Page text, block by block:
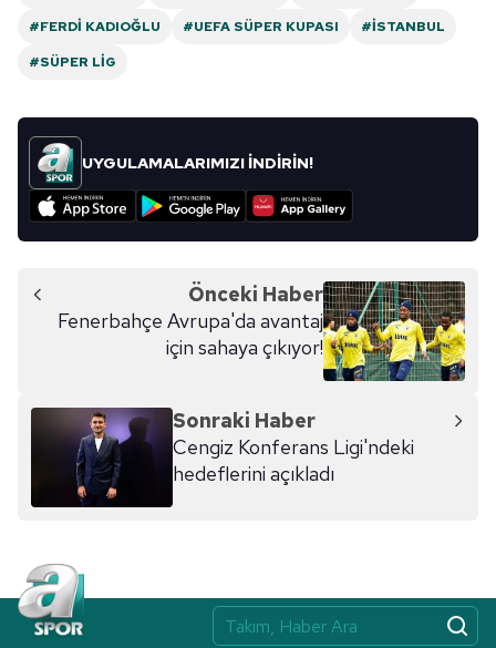
#FERDI KADIOĞLU
#UEFA SÜPER KUPASI
#İSTANBUL
#SÜPER LIG
UYGULAMALARIMIZI İNDİRİN!
Önceki Haber
Fenerbahçe Avrupa'da avantaj
için sahaya çıkıyor!
Sonraki Haber
Cengiz Konferans Ligi'ndeki
hedeflerini açıkladı